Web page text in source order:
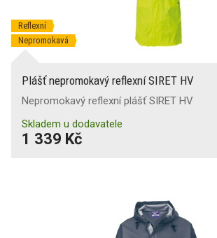
Reflexní
Nepromokavá
Plášť nepromokavý reflexní SIRET HV
Nepromokavý reflexní plášť SIRET HV
Skladem u dodavatele
1 339 Kč